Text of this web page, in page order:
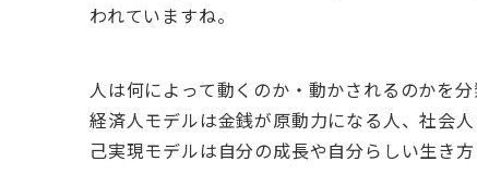
われていますね。
人は何によって動くのか・動かされるのかを分
経済人モデルは金銭が原動力になる人、社会
己実現モデルは自分の成長や自分らしい生き